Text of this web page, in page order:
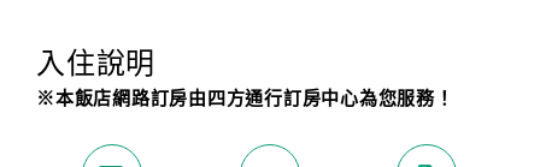
入住說明
※本飯店網路訂房由四方通行訂房中心為您服務！